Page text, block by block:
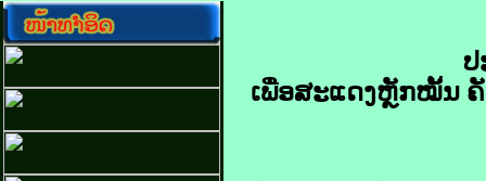
ປ
ເພື່ອ​ສະແດງ​ຫຼັກ​ໝັ້ນ​ ຄັ